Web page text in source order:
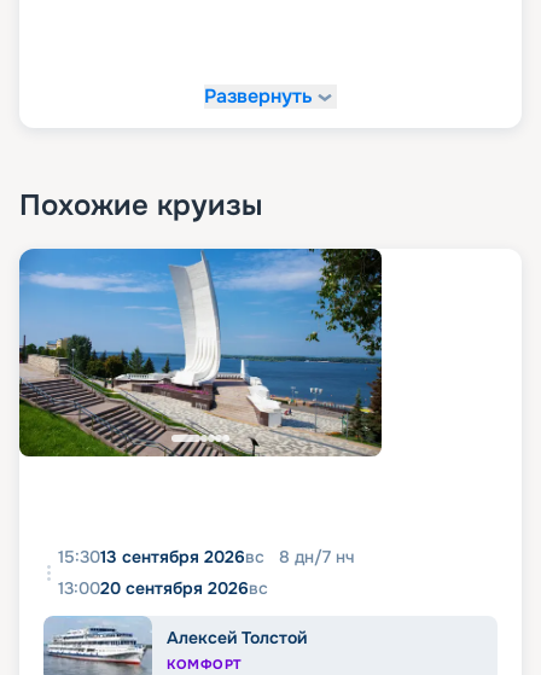
Развернуть
Похожие круизы
15:3013 сентября 2026вс 8 дн/7 нч
13:0020 сентября 2026вс
Алексей Толстой
КОМФОРТ